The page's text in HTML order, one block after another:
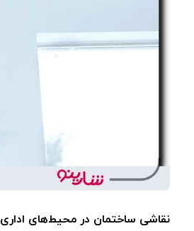
نقاشی ساختمان در محیط‌های اداری